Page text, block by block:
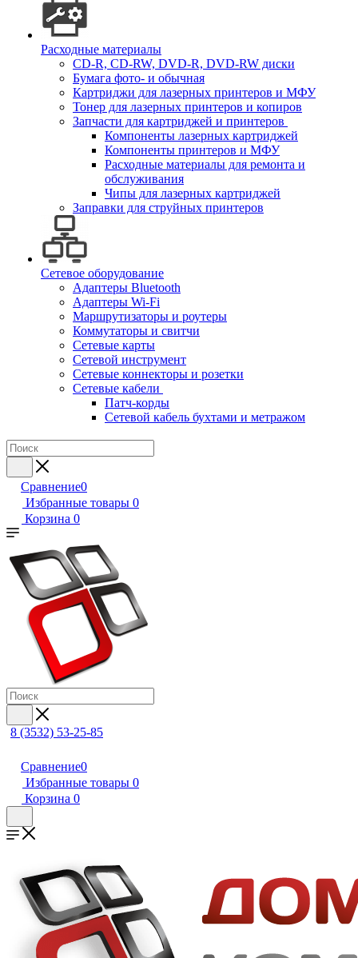
Расходные материалы
CD-R, CD-RW, DVD-R, DVD-RW диски
Бумага фото- и обычная
Картриджи для лазерных принтеров и МФУ
Тонер для лазерных принтеров и копиров
Запчасти для картриджей и принтеров
Компоненты лазерных картриджей
Компоненты принтеров и МФУ
Расходные материалы для ремонта и
обслуживания
Чипы для лазерных картриджей
Заправки для струйных принтеров
Сетевое оборудование
Адаптеры Bluetooth
Адаптеры Wi-Fi
Маршрутизаторы и роутеры
Коммутаторы и свитчи
Сетевые карты
Сетевой инструмент
Сетевые коннекторы и розетки
Сетевые кабели
Патч-корды
Сетевой кабель бухтами и метражом
Сравнение0
Избранные товары 0
Корзина 0
8 (3532) 53-25-85
Сравнение0
Избранные товары 0
Корзина 0